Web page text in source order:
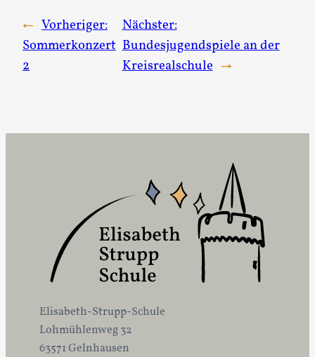
← Vorheriger:
Sommerkonzert
2
Nächster:
Bundesjugendspiele an der
Kreisrealschule →
Elisabeth-Strupp-Schule
Lohmühlenweg 32
63571 Gelnhausen